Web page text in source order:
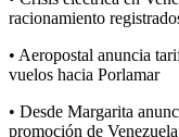
racionamiento
• Aeropostal anuncia
vuelos hacia Porlamar
• Desde Margarita
promoción de Venezuela